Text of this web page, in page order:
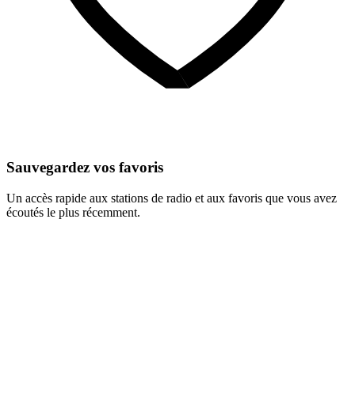
Sauvegardez vos favoris
Un accès rapide aux stations de radio et aux favoris que vous avez
écoutés le plus récemment.